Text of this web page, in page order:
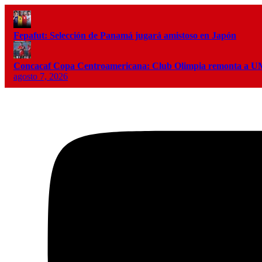
Fepafut: Selección de Panamá jugará amistoso en Japón
Concacaf Copa Centroamericana: Club Olimpia remonta a
agosto 7, 2026